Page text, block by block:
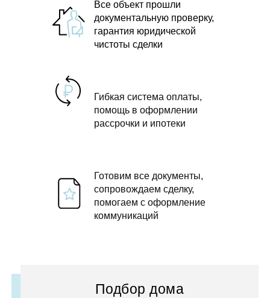
Все объект прошли
документальную проверку,
гарантия юридической
чистоты сделки
Гибкая система оплаты,
помощь в оформлении
рассрочки и ипотеки
Готовим все документы,
сопровождаем сделку,
помогаем с оформление
коммуникаций
Подбор дома